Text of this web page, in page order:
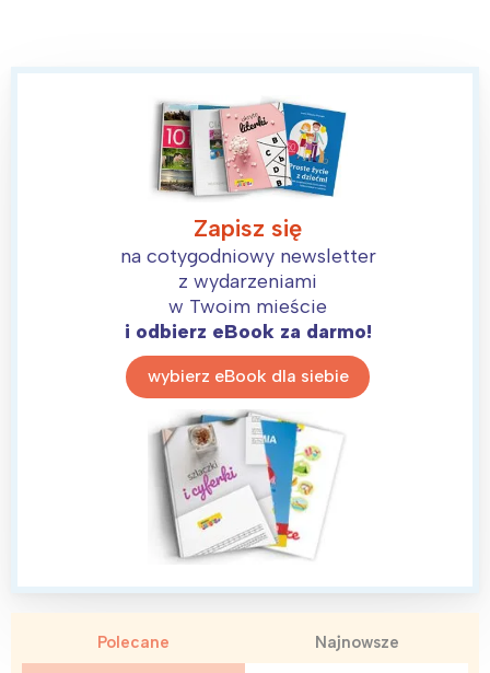
Zapisz się
na cotygodniowy newsletter
z wydarzeniami
w Twoim mieście
i odbierz eBook za darmo!
wybierz eBook dla siebie
Polecane Najnowsze
Interesują mnie wydarzenia z
tego regionu:
Warszawa Śląsk